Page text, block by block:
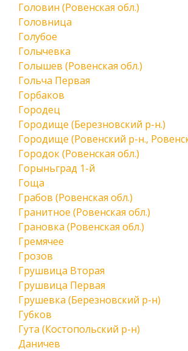
Головин (Ровенская обл.)
Головница
Голубое
Голычевка
Голышев (Ровенская обл.)
Гольча Первая
Горбаков
Городец
Городище (Березновский р-н.)
Городище (Ровенский р-н.,
Городок (Ровенская обл.)
Горыньград 1-й
Гоща
Грабов (Ровенская обл.)
Гранитное (Ровенская обл.)
Грановка (Ровенская обл.)
Гремячее
Грозов
Грушвица Вторая
Грушвица Первая
Грушевка (Березновский р-н)
Губков
Гута (Костопольский р-н)
Даничев